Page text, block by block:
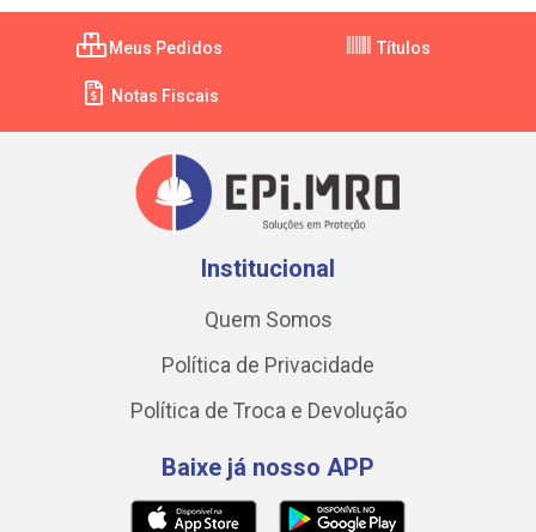
Meus Pedidos Títulos
Notas Fiscais
Institucional
Quem Somos
Política de Privacidade
Política de Troca e Devolução
Baixe já nosso APP